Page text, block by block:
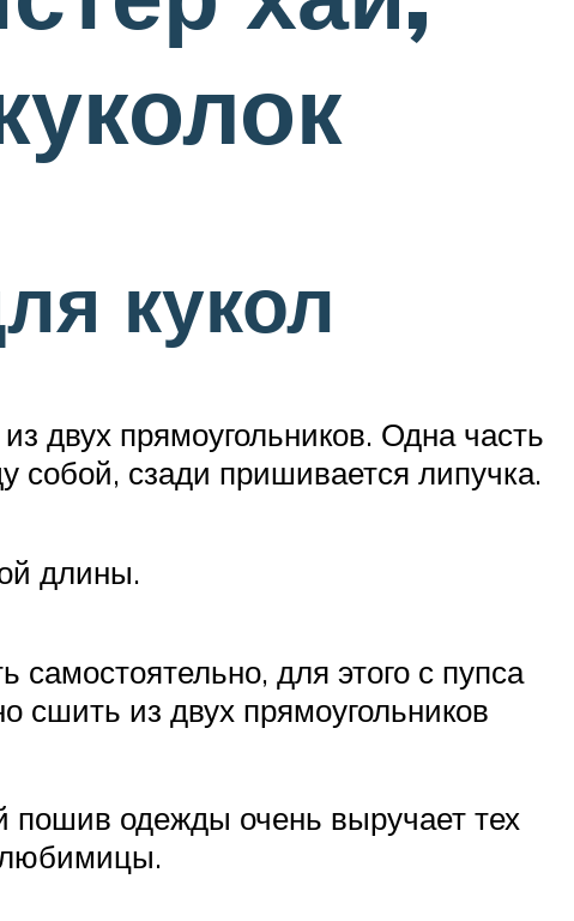
кукол
двух прямоугольников. Одна часть
собой, сзади пришивается липучка.
длины.
для этого с пупса
из двух прямоугольников
одежды очень выручает тех
любимицы.